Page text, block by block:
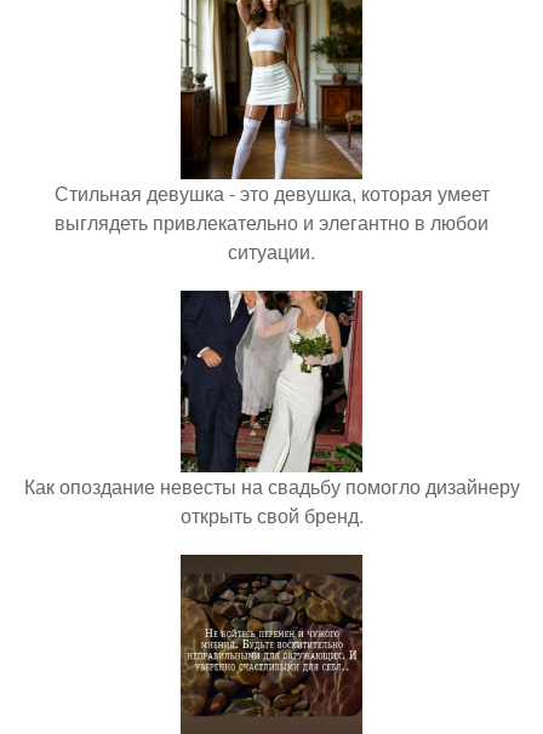
Стильная девушка - это девушка, которая умеет
выглядеть привлекательно и элегантно в любои
ситуации.
Как опоздание невесты на свадьбу помогло дизайнеру
открыть свой бренд.